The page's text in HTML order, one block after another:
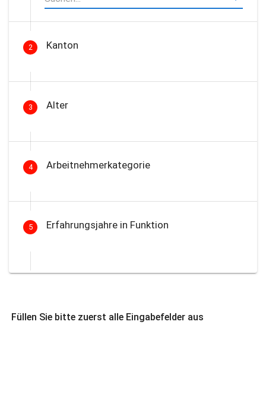
2 Kanton
3 Alter
4 Arbeitnehmerkategorie
5 Erfahrungsjahre in Funktion
Füllen Sie bitte zuerst alle Eingabefelder aus